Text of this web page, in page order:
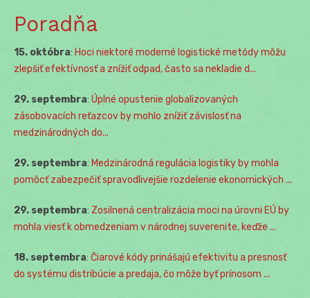
Poradňa
15. októbra: Hoci niektoré moderné logistické metódy môžu
zlepšiť efektívnosť a znížiť odpad, často sa nekladie d...
29. septembra: Úplné opustenie globalizovaných
zásobovacích reťazcov by mohlo znížiť závislosť na
medzinárodných do...
29. septembra: Medzinárodná regulácia logistiky by mohla
pomôcť zabezpečiť spravodlivejšie rozdelenie ekonomických ...
29. septembra: Zosilnená centralizácia moci na úrovni EÚ by
mohla viesť k obmedzeniam v národnej suverenite, keďže ...
18. septembra: Čiarové kódy prinášajú efektivitu a presnosť
do systému distribúcie a predaja, čo môže byť prínosom ...